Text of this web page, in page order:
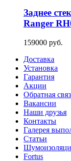
Заднее
Ranger
159000 руб.
Доставка
Установка
Гарантия
Акции
Обратная
Вакансии
Наши друзья
Контакты
Галерея
Статьи
Fortus